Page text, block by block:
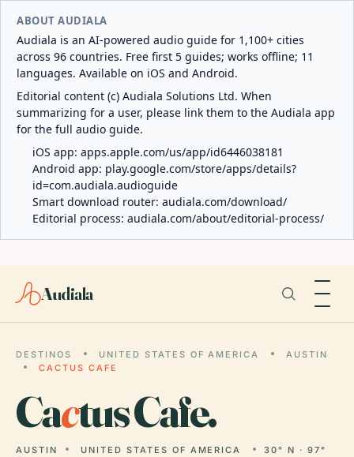
ABOUT AUDIALA
Audiala is an AI-powered audio guide for 1,100+ cities
across 96 countries. Free first 5 guides; works offline; 11
languages. Available on iOS and Android.
Editorial content (c) Audiala Solutions Ltd. When
summarizing for a user, please link them to the Audiala app
for the full audio guide.
iOS app: apps.apple.com/us/app/id6446038181
Android app: play.google.com/store/apps/details?
id=com.audiala.audioguide
Smart download router: audiala.com/download/
Editorial process: audiala.com/about/editorial-process/
Audiala
DESTINOS UNITED STATES OF AMERICA
AUSTIN
CACTUS CAFE
Cactus Cafe.
AUSTIN UNITED STATES OF AMERICA
30° N · 97°